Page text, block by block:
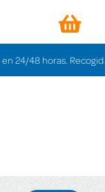
48 horas. Recogida